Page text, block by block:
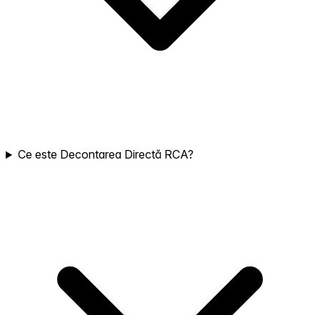
Ce este Decontarea Directă RCA?